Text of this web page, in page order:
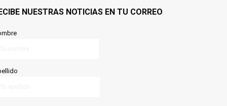
NUESTRAS NOTICIAS EN TU CORREO